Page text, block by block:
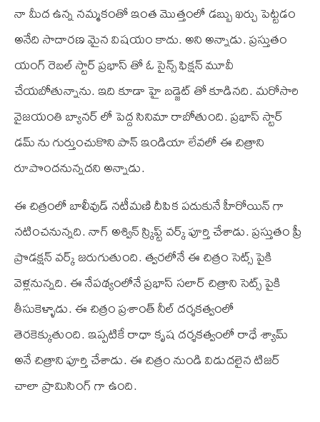
నా మీద ఉన్న నమ్మకంతో ఇంత మొత్తంలో డబ్బు ఖర్చు పెట్టడం
అనేది సాదారణ మైన విషయం కాదు. అని అన్నాడు. ప్రస్తుతం
యంగ్ రెబల్ స్టార్ ప్రభాస్ తో ఓ సైన్స్ ఫిక్షన్ మూవీ
చేయబోతున్నాను. ఇది కూడా హై బడ్జెట్ తో కూడినది. మరోసారి
వైజయంతి బ్యానర్ లో పెద్ద సినిమా రాబోతుంది. ప్రభాస్ స్టార్
డమ్ ను గుర్తుంచుకొని పాన్ ఇండియా లేవలో ఈ చిత్రాని
రూపొందనున్నదని అన్నాడు.
ఈ చిత్రంలో బాలీవుడ్ నటీమణి దీపిక పదుకునే హీరోయిన్ గా
నటించనున్నది. నాగ్ అశ్విన్ స్క్రిప్ట్ వర్క్ పూర్తి చేశాడు. ప్రస్తుతం ప్రీ
ప్రొడక్షన్ వర్క్ జరుగుతుంది. త్వరలోనే ఈ చిత్రం సెట్స్ పైకి
వెళ్లనున్నది. ఈ నేపథ్యంలోనే ప్రభాస్ సలార్ చిత్రాని సెట్స్ పైకి
తీసుకెళ్ళాడు. ఈ చిత్రం ప్రశాంత్ నీల్ దర్శకత్వంలో
తెరకెక్కుతుంది. ఇప్పటికే రాధా కృష దర్శకత్వంలో రాధే శ్యామ్
అనే చిత్రాని పూర్తి చేశాడు. ఈ చిత్రం నుండి విడుదలైన టిజర్
చాలా ప్రామిసింగ్ గా ఉంది.